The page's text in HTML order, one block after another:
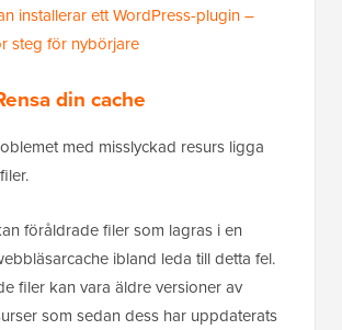
installerar ett WordPress-plugin –
steg för nybörjare
din cache
med misslyckad resurs ligga
föråldrade filer som lagras i en
ibland leda till detta fel.
filer kan vara äldre versioner av
som sedan dess har uppdaterats